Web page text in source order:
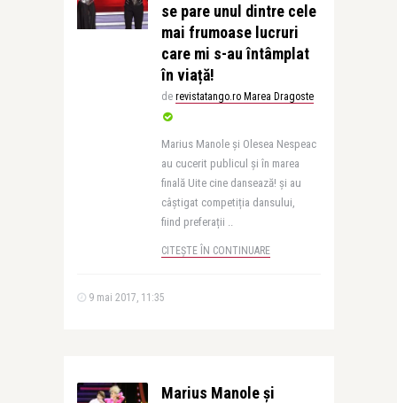
se pare unul dintre cele
mai frumoase lucruri
care mi s-au întâmplat
în viață!
de revistatango.ro Marea Dragoste
Marius Manole și Olesea Nespeac
au cucerit publicul și în marea
finală Uite cine dansează! și au
câștigat competiția dansului,
fiind preferații ..
CITEȘTE ÎN CONTINUARE
9 mai 2017, 11:35
Marius Manole și